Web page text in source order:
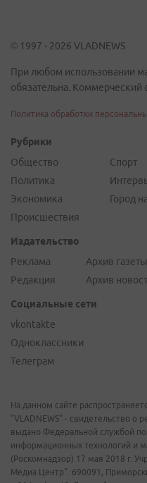
© 1997 - 2026 VLADNEWS
При любом использовании
обязательна. Коммерческий
Политика обработки
Рубрики
Общество
Политика
Экономика
Происшествия
Спорт
Город
Издательство
Реклама
Редакция
Архив
Архив
Социальные сети
vkontakte
Одноклассники
Телеграм
На данном сайте
"VLADNEWS" - свидетельство
выдано Федеральной службой
информационных технологий и
(Роскомнадзор) 17 мая 2018 г.
Медиа Центр". 690091,